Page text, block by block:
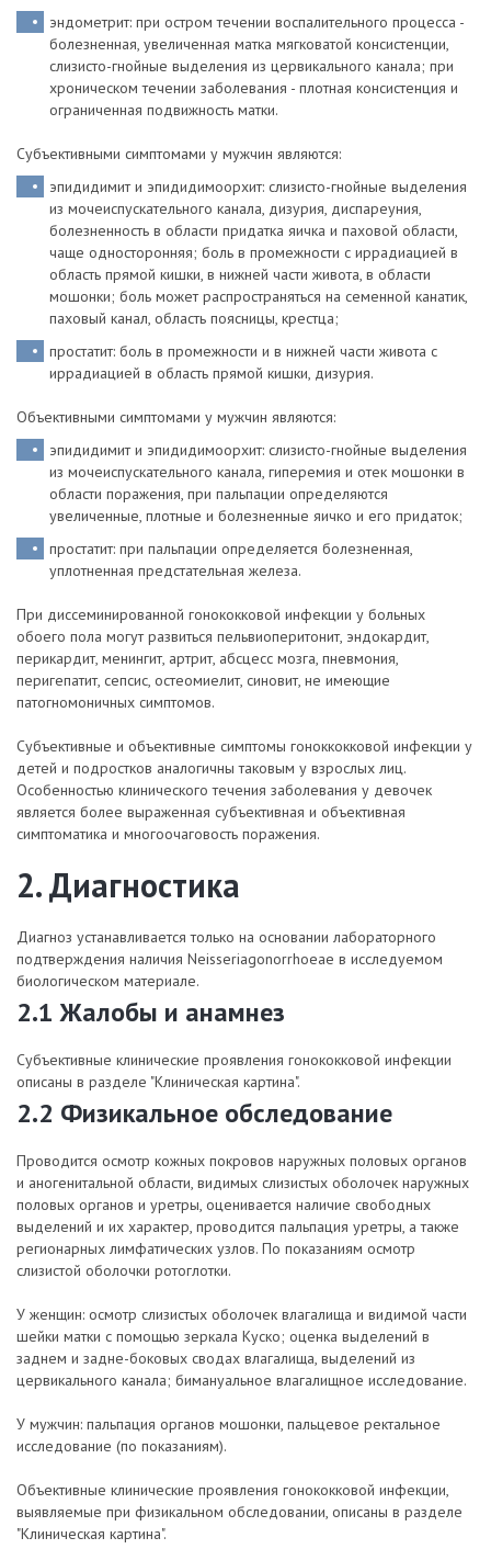
эндометрит: при остром течении воспалительного процесса -
болезненная, увеличенная матка мягковатой консистенции,
слизисто-гнойные выделения из цервикального канала; при
хроническом течении заболевания - плотная консистенция и
ограниченная подвижность матки.
Субъективными симптомами у мужчин являются:
эпидидимит и эпидидимоорхит: слизисто-гнойные выделения
из мочеиспускательного канала, дизурия, диспареуния,
болезненность в области придатка яичка и паховой области,
чаще односторонняя; боль в промежности с иррадиацией в
область прямой кишки, в нижней части живота, в области
мошонки; боль может распространяться на семенной канатик,
паховый канал, область поясницы, крестца;
простатит: боль в промежности и в нижней части живота с
иррадиацией в область прямой кишки, дизурия.
Объективными симптомами у мужчин являются:
эпидидимит и эпидидимоорхит: слизисто-гнойные выделения
из мочеиспускательного канала, гиперемия и отек мошонки в
области поражения, при пальпации определяются
увеличенные, плотные и болезненные яичко и его придаток;
простатит: при пальпации определяется болезненная,
уплотненная предстательная железа.
При диссеминированной гонококковой инфекции у больных
обоего пола могут развиться пельвиоперитонит, эндокардит,
перикардит, менингит, артрит, абсцесс мозга, пневмония,
перигепатит, сепсис, остеомиелит, синовит, не имеющие
патогномоничных симптомов.
Субъективные и объективные симптомы гоноккокковой инфекции у
детей и подростков аналогичны таковым у взрослых лиц.
Особенностью клинического течения заболевания у девочек
является более выраженная субъективная и объективная
симптоматика и многоочаговость поражения.
2. Диагностика
Диагноз устанавливается только на основании лабораторного
подтверждения наличия Neisseriagonorrhoeae в исследуемом
биологическом материале.
2.1 Жалобы и анамнез
Субъективные клинические проявления гонококковой инфекции
описаны в разделе "Клиническая картина".
2.2 Физикальное обследование
Проводится осмотр кожных покровов наружных половых органов
и аногенитальной области, видимых слизистых оболочек наружных
половых органов и уретры, оценивается наличие свободных
выделений и их характер, проводится пальпация уретры, а также
регионарных лимфатических узлов. По показаниям осмотр
слизистой оболочки ротоглотки.
У женщин: осмотр слизистых оболочек влагалища и видимой части
шейки матки с помощью зеркала Куско; оценка выделений в
заднем и задне-боковых сводах влагалища, выделений из
цервикального канала; бимануальное влагалищное исследование.
У мужчин: пальпация органов мошонки, пальцевое ректальное
исследование (по показаниям).
Объективные клинические проявления гонококковой инфекции,
выявляемые при физикальном обследовании, описаны в разделе
"Клиническая картина".